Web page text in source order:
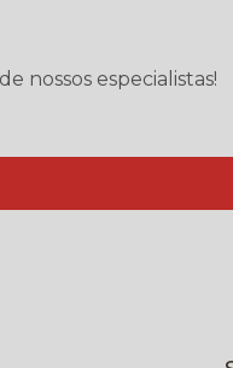
nossos especialistas!